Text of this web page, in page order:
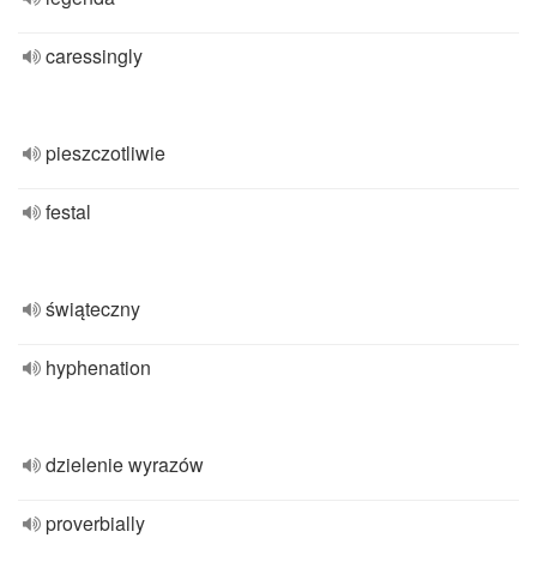
caressingly
pieszczotliwie
festal
świąteczny
hyphenation
dzielenie wyrazów
proverbially